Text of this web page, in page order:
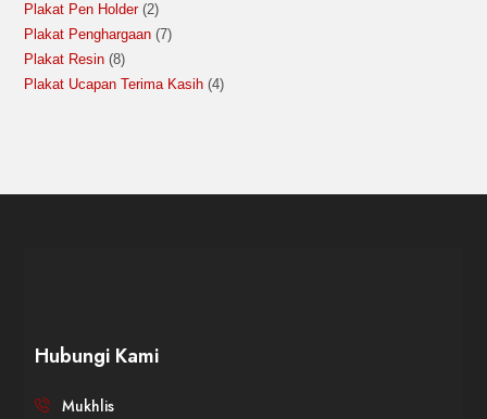
Plakat Pen Holder 2
Plakat Penghargaan 7
Plakat Resin 8
Plakat Ucapan Terima Kasih 4
Hubungi Kami
Mukhlis